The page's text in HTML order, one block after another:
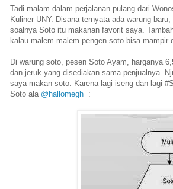
Tadi malam dalam perjalanan pulang dari
Kuliner UNY. Disana ternyata ada warung
soalnya Soto itu makanan favorit saya.
kalau malem-malem pengen soto bisa mampir
Di warung soto, pesen Soto Ayam, harganya
dan jeruk yang disediakan sama penjualnya.
saya makan soto. Karena lagi iseng dan lagi
Soto ala @hallomegh :